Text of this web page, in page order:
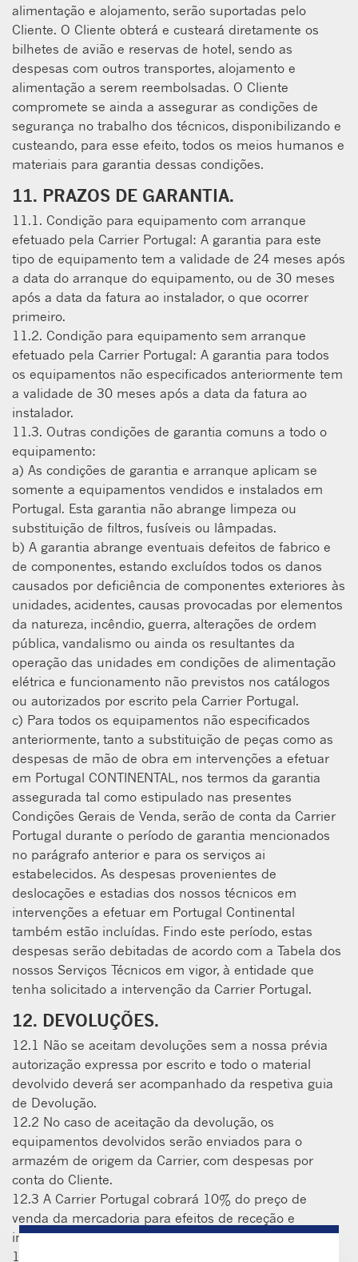
alimentação e alojamento, serão suportadas pelo
Cliente. O Cliente obterá e custeará diretamente os
bilhetes de avião e reservas de hotel, sendo as
despesas com outros transportes, alojamento e
alimentação a serem reembolsadas. O Cliente
compromete se ainda a assegurar as condições de
segurança no trabalho dos técnicos, disponibilizando e
custeando, para esse efeito, todos os meios humanos e
materiais para garantia dessas condições.
11. PRAZOS DE GARANTIA.
11.1. Condição para equipamento com arranque
efetuado pela Carrier Portugal: A garantia para este
tipo de equipamento tem a validade de 24 meses após
a data do arranque do equipamento, ou de 30 meses
após a data da fatura ao instalador, o que ocorrer
primeiro.
11.2. Condição para equipamento sem arranque
efetuado pela Carrier Portugal: A garantia para todos
os equipamentos não especiﬁcados anteriormente tem
a validade de 30 meses após a data da fatura ao
instalador.
11.3. Outras condições de garantia comuns a todo o
equipamento:
a) As condições de garantia e arranque aplicam se
somente a equipamentos vendidos e instalados em
Portugal. Esta garantia não abrange limpeza ou
substituição de ﬁltros, fusíveis ou lâmpadas.
b) A garantia abrange eventuais defeitos de fabrico e
de componentes, estando excluídos todos os danos
causados por deficiência de componentes exteriores às
unidades, acidentes, causas provocadas por elementos
da natureza, incêndio, guerra, alterações de ordem
pública, vandalismo ou ainda os resultantes da
operação das unidades em condições de alimentação
elétrica e funcionamento não previstos nos catálogos
ou autorizados por escrito pela Carrier Portugal.
c) Para todos os equipamentos não especificados
anteriormente, tanto a substituição de peças como as
despesas de mão de obra em intervenções a efetuar
em Portugal CONTINENTAL, nos termos da garantia
assegurada tal como estipulado nas presentes
Condições Gerais de Venda, serão de conta da Carrier
Portugal durante o período de garantia mencionados
no parágrafo anterior e para os serviços ai
estabelecidos. As despesas provenientes de
deslocações e estadias dos nossos técnicos em
intervenções a efetuar em Portugal Continental
também estão incluídas. Findo este período, estas
despesas serão debitadas de acordo com a Tabela dos
nossos Serviços Técnicos em vigor, à entidade que
tenha solicitado a intervenção da Carrier Portugal.
12. DEVOLUÇÕES.
12.1 Não se aceitam devoluções sem a nossa prévia
autorização expressa por escrito e todo o material
devolvido deverá ser acompanhado da respetiva guia
de Devolução.
12.2 No caso de aceitação da devolução, os
equipamentos devolvidos serão enviados para o
armazém de origem da Carrier, com despesas por
conta do Cliente.
12.3 A Carrier Portugal cobrará 10% do preço de
venda da mercadoria para efeitos de receção e
inspeção do equipamento.
12.4 A aceitação da devolução de equipamento ﬁca